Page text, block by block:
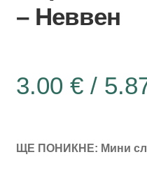
– Неввен
3.00 €/
ЩЕ ПОНИКНЕ: Мини